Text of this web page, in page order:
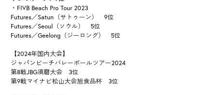
・FIVB Beach Pro Tour 2023
Futures／Satun（サトゥーン） 9位
Futures／Seoul（ソウル） 5位
Futures／Geelong（ジーロング） 5位
【2024年国内大会】
ジャパンビーチバレーボールツアー2024
第8戦JBG須磨大会 3位
第9戦マイナビ松山大会旭食品杯 3位